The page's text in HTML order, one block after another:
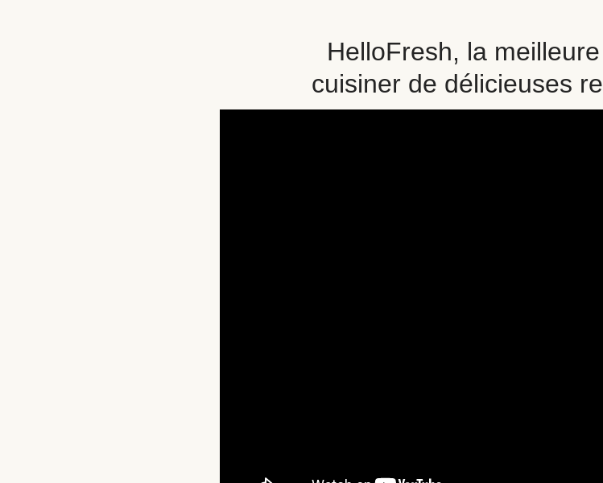
HelloFresh, la
cuisiner de délicieuses